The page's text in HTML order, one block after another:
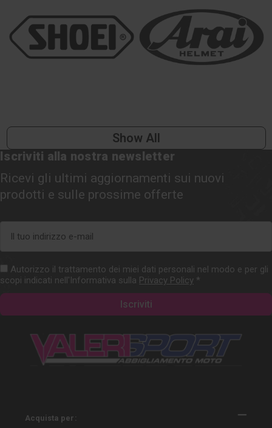
Show All
Iscriviti alla nostra newsletter
Ricevi gli ultimi aggiornamenti sui nuovi
prodotti e sulle prossime offerte
mail
Autorizzo il trattamento dei miei dati personali nel modo e per gli
scopi indicati nell'Informativa sulla Privacy Policy *
Acquista per: